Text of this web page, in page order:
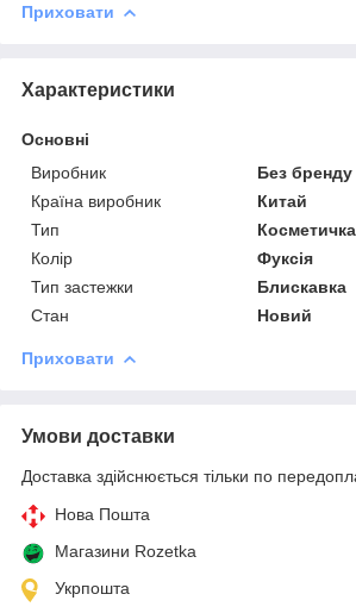
Приховати
Характеристики
Основні
Виробник
Без бренду
Країна виробник
Китай
Тип
Косметичка
Колір
Фуксія
Тип застежки
Блискавка
Стан
Новий
Приховати
Умови доставки
Доставка здійснюється тільки по
Нова Пошта
Магазини Rozetka
Укрпошта